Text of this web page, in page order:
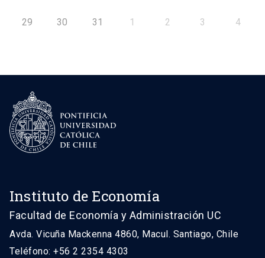
29 30 31 1 2 3 4
Instituto de Economía
Facultad de Economía y Administración UC
Avda. Vicuña Mackenna 4860, Macul. Santiago, Chile
Teléfono: +56 2 2354 4303